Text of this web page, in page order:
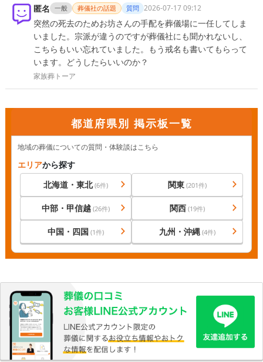
匿名 一般 葬儀社の話題 質問 2026-07-17 09:12
突然の死去のためお坊さんの手配を葬儀場に一任してしま
いました。宗派が違うのですが葬儀社にも聞かれないし、
こちらもいい忘れていました。もう戒名も書いてもらって
います。どうしたらいいのか？
家族葬トーア
都道府県別 掲示板一覧
地域の葬儀についての質問・体験談はこちら
エリアから探す
北海道・東北(6件) 関東 (201件)
中部・甲信越 (26件) 関西 (19件)
中国・四国 (1件) 九州・沖縄 (4件)